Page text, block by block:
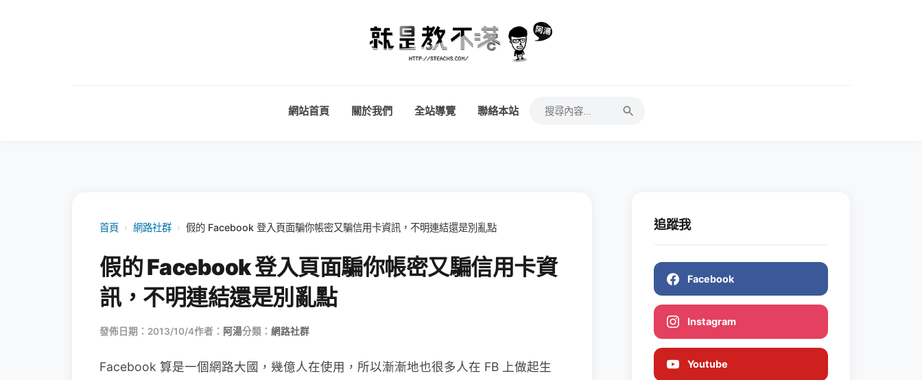
網站首頁 關於我們 全站導覽 聯絡本站
首頁 › 網路社群 › 假的 Facebook 登入頁面騙你帳密又騙信用卡資訊，不明連結還是別亂點
假的 Facebook 登入頁面騙你帳密又騙信用卡資
訊，不明連結還是別亂點
發佈日期：2013/10/4作者： 阿湯分類： 網路社群
Facebook 算是一個網路大國，幾億人在使用，所以漸漸地也很多人在 FB 上做起生
追蹤我
Facebook
Instagram
Youtube